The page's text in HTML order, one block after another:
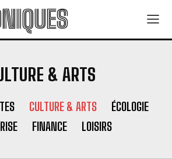
& ARTS
CULTURE & ARTS
ÉCOLOGIE
FINANCE LOISIRS